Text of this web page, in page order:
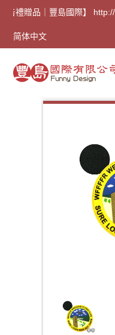
告禮贈品｜豐島國際】
简体中文